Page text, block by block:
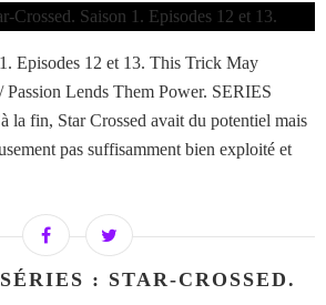
Episodes 12 et 13. This Trick May
Passion Lends Them Power. SERIES
la fin, Star Crossed avait du potentiel mais
pas suffisamment bien exploité et
: STAR-CROSSED.